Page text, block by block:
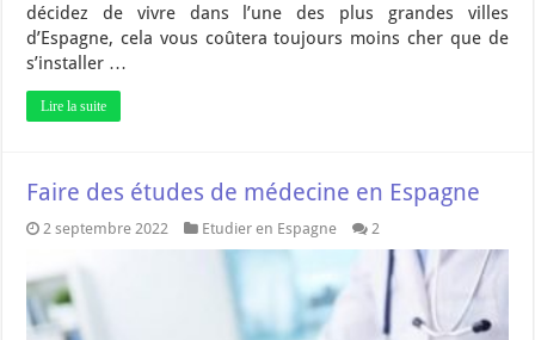
décidez de vivre dans l’une des plus grandes villes
d’Espagne, cela vous coûtera toujours moins cher que de
s’installer …
Lire la suite
Faire des études de médecine en Espagne
2 septembre 2022 Etudier en Espagne 2